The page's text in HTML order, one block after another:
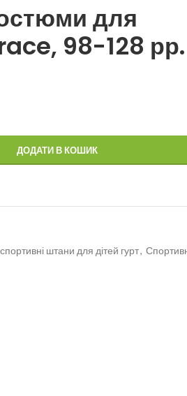
для
98-128 рр.
ДОДАТИ В КОШИК
штани для дітей гурт,